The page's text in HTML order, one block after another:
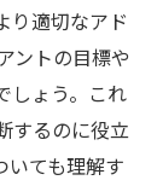
り適切なアド
ントの目標や
しょう。これ
するのに役立
いても理解す